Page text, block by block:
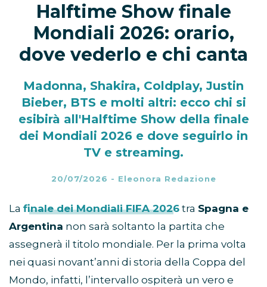
Halftime Show finale
Mondiali 2026: orario,
dove vederlo e chi canta
Madonna, Shakira, Coldplay, Justin
Bieber, BTS e molti altri: ecco chi si
esibirà all'Halftime Show della finale
dei Mondiali 2026 e dove seguirlo in
TV e streaming.
20/07/2026 - Eleonora Redazione
La finale dei Mondiali FIFA 2026 tra Spagna e
Argentina non sarà soltanto la partita che
assegnerà il titolo mondiale. Per la prima volta
nei quasi novant’anni di storia della Coppa del
Mondo, infatti, l’intervallo ospiterà un vero e